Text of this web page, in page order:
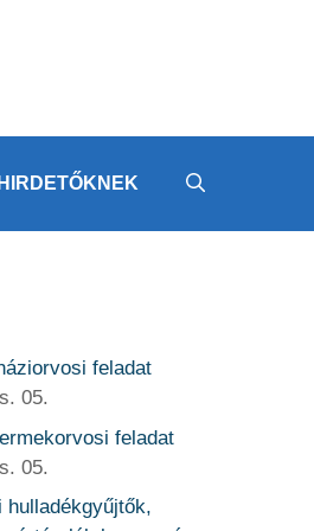
HIRDETŐKNEK
feladat
05.
feladat
05.
hulladékgyűjtők,